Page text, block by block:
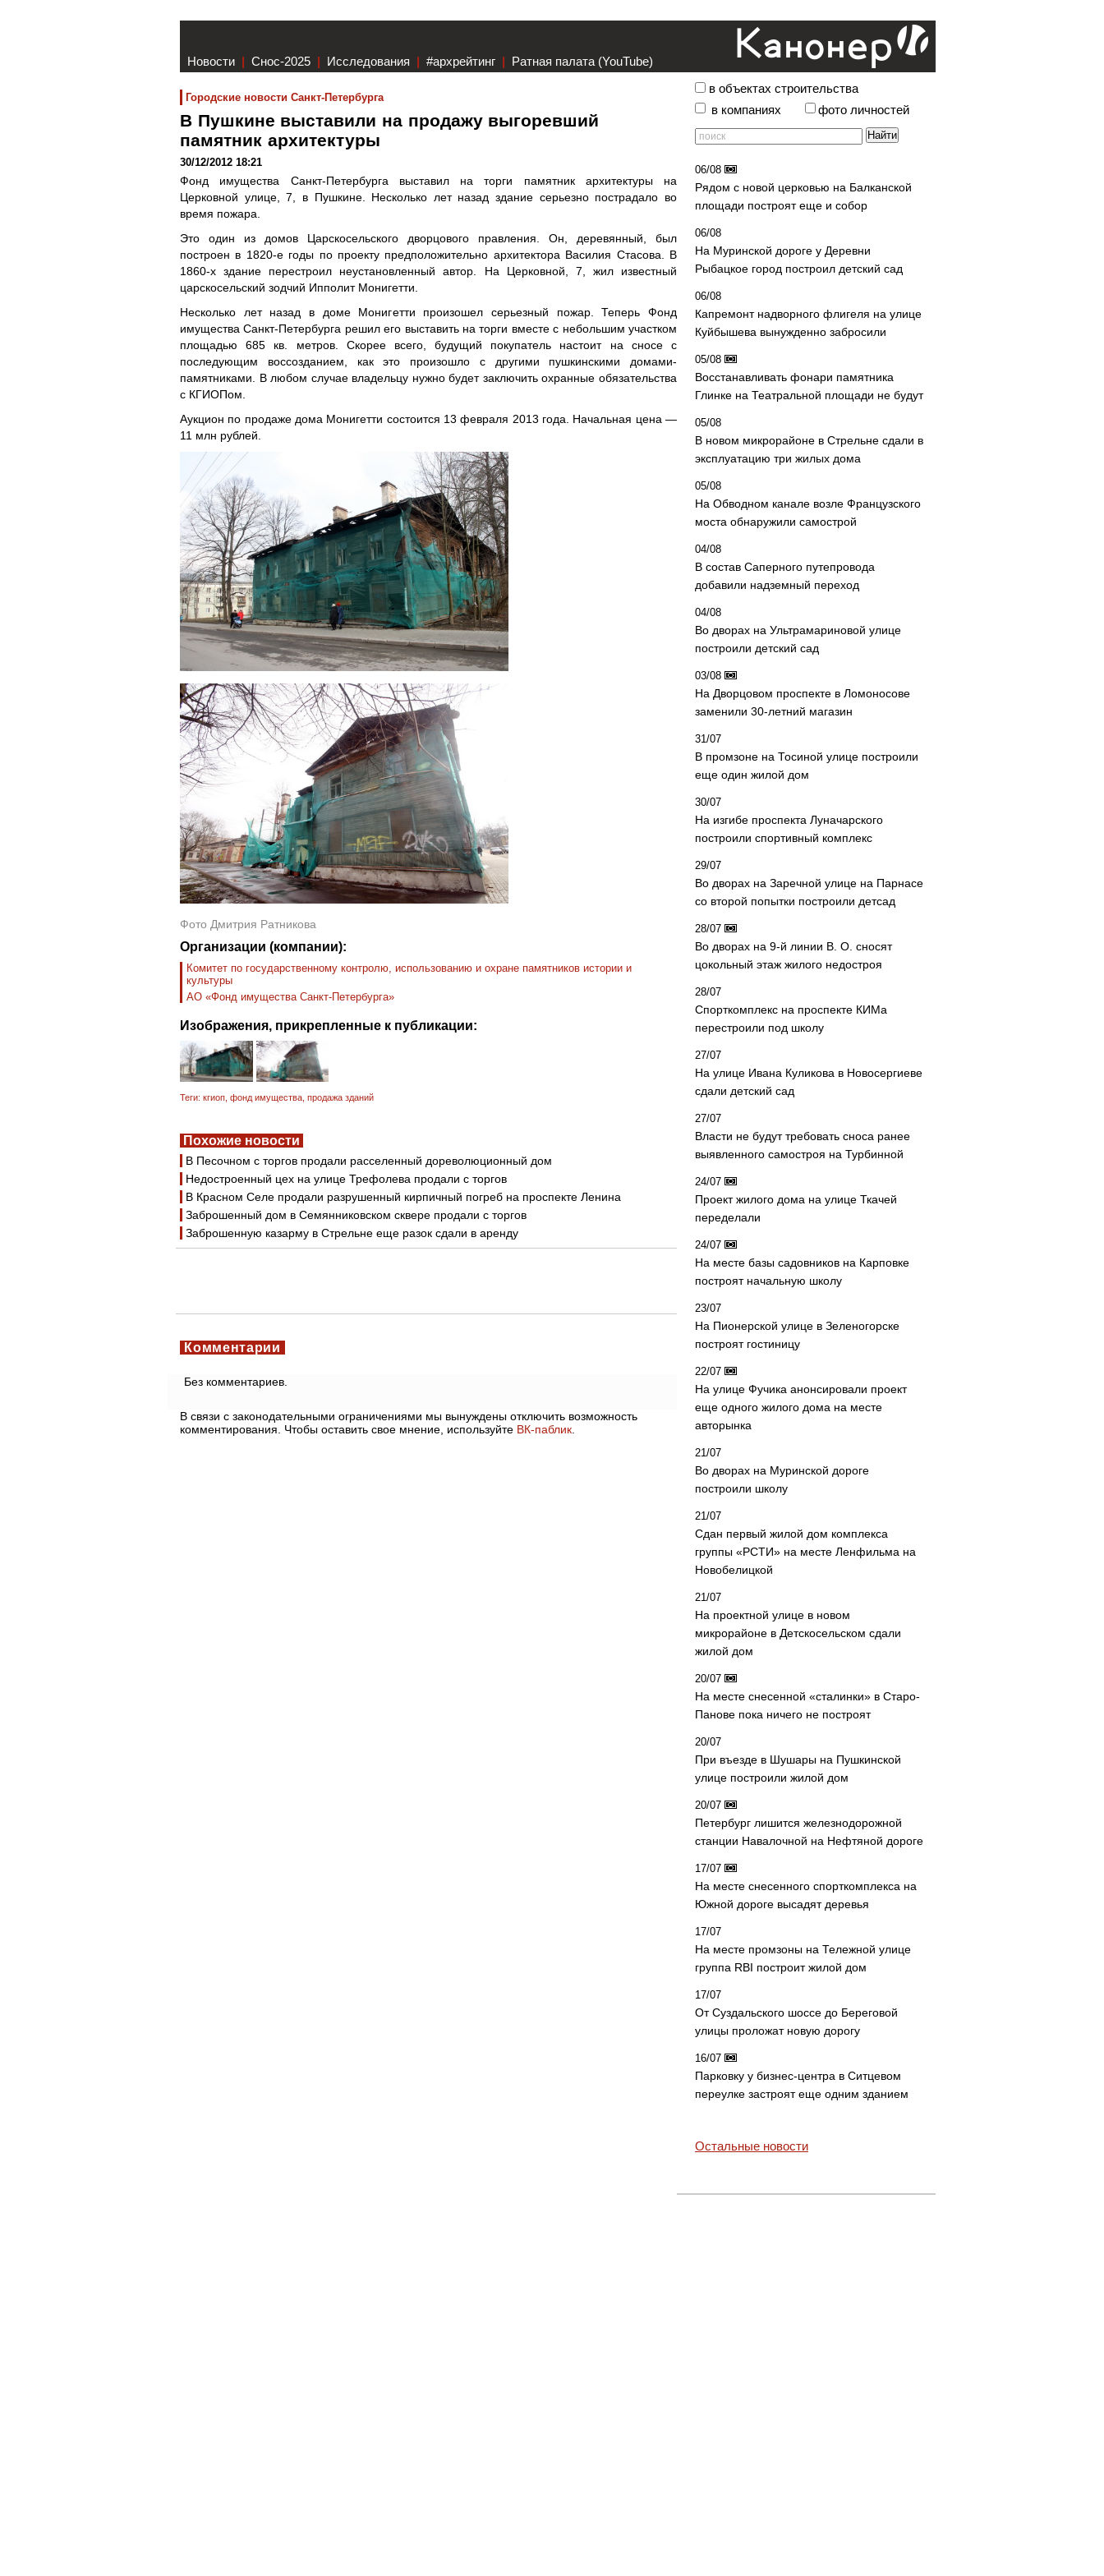
Новости | Снос-2025 | Исследования | #архрейтинг | Ратная палата (YouTube)
Городские новости Санкт-Петербурга
В Пушкине выставили на продажу выгоревший
памятник архитектуры
30/12/2012 18:21
Фонд имущества Санкт-Петербурга выставил на торги памятник архитектуры на
Церковной улице, 7, в Пушкине. Несколько лет назад здание серьезно пострадало во
время пожара.
Это один из домов Царскосельского дворцового правления. Он, деревянный, был
построен в 1820-е годы по проекту предположительно архитектора Василия Стасова. В
1860-х здание перестроил неустановленный автор. На Церковной, 7, жил известный
царскосельский зодчий Ипполит Монигетти.
Несколько лет назад в доме Монигетти произошел серьезный пожар. Теперь Фонд
имущества Санкт-Петербурга решил его выставить на торги вместе с небольшим участком
площадью 685 кв. метров. Скорее всего, будущий покупатель настоит на сносе с
последующим воссозданием, как это произошло с другими пушкинскими домами-
памятниками. В любом случае владельцу нужно будет заключить охранные обязательства
с КГИОПом.
Аукцион по продаже дома Монигетти состоится 13 февраля 2013 года. Начальная цена —
11 млн рублей.
Фото Дмитрия Ратникова
Организации (компании):
Комитет по государственному контролю, использованию и охране памятников истории и
культуры
АО «Фонд имущества Санкт-Петербурга»
Изображения, прикрепленные к публикации:
Теги: кгиоп фонд имущества продажа зданий
Похожие новости
В Песочном с торгов продали расселенный дореволюционный дом
Недостроенный цех на улице Трефолева продали с торгов
В Красном Селе продали разрушенный кирпичный погреб на проспекте Ленина
Заброшенный дом в Семянниковском сквере продали с торгов
Заброшенную казарму в Стрельне еще разок сдали в аренду
Комментарии
Без комментариев.
В связи с законодательными ограничениями мы вынуждены отключить возможность
комментирования. Чтобы оставить свое мнение, используйте ВК-паблик
в объектах строительства
в компаниях
фото личностей
06/08
Рядом с новой церковью на Балканской
площади построят еще и собор
06/08
На Муринской дороге у Деревни
Рыбацкое город построил детский сад
06/08
Капремонт надворного флигеля на улице
Куйбышева вынужденно забросили
05/08
Восстанавливать фонари памятника
Глинке на Театральной площади не будут
05/08
В новом микрорайоне в Стрельне сдали в
эксплуатацию три жилых дома
05/08
На Обводном канале возле Французского
моста обнаружили самострой
04/08
В состав Саперного путепровода
добавили надземный переход
04/08
Во дворах на Ультрамариновой улице
построили детский сад
03/08
На Дворцовом проспекте в Ломоносове
заменили 30-летний магазин
31/07
В промзоне на Тосиной улице построили
еще один жилой дом
30/07
На изгибе проспекта Луначарского
построили спортивный комплекс
29/07
Во дворах на Заречной улице на Парнасе
со второй попытки построили детсад
28/07
Во дворах на 9-й линии В. О. сносят
цокольный этаж жилого недостроя
28/07
Спорткомплекс на проспекте КИМа
перестроили под школу
27/07
На улице Ивана Куликова в Новосергиеве
сдали детский сад
27/07
Власти не будут требовать сноса ранее
выявленного самостроя на Турбинной
24/07
Проект жилого дома на улице Ткачей
переделали
24/07
На месте базы садовников на Карповке
построят начальную школу
23/07
На Пионерской улице в Зеленогорске
построят гостиницу
22/07
На улице Фучика анонсировали проект
еще одного жилого дома на месте
авторынка
21/07
Во дворах на Муринской дороге
построили школу
21/07
Сдан первый жилой дом комплекса
группы «РСТИ» на месте Ленфильма на
Новобелицкой
21/07
На проектной улице в новом
микрорайоне в Детскосельском сдали
жилой дом
20/07
На месте снесенной «сталинки» в Старо-
Панове пока ничего не построят
20/07
При въезде в Шушары на Пушкинской
улице построили жилой дом
20/07
Петербург лишится железнодорожной
станции Навалочной на Нефтяной дороге
17/07
На месте снесенного спорткомплекса на
Южной дороге высадят деревья
17/07
На месте промзоны на Тележной улице
группа RBI построит жилой дом
17/07
От Суздальского шоссе до Береговой
улицы проложат новую дорогу
16/07
Парковку у бизнес-центра в Ситцевом
переулке застроят еще одним зданием
Остальные новости